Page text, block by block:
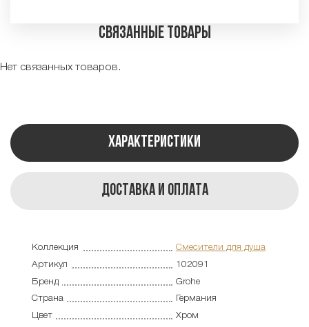
Связанные товары
Нет связанных товаров.
Характеристики
Доставка и оплата
Коллекция
Смесители для душа
Артикул
102091
Бренд
Grohe
Страна
Германия
Цвет
Хром